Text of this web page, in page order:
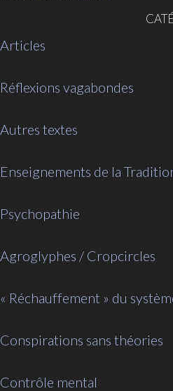
Articles
Réflexions vagabondes
Autres textes
Enseignements de la
Psychopathie
Agroglyphes / Cropcircles
« Réchauffement » du
Conspirations sans théories
Contrôle mental